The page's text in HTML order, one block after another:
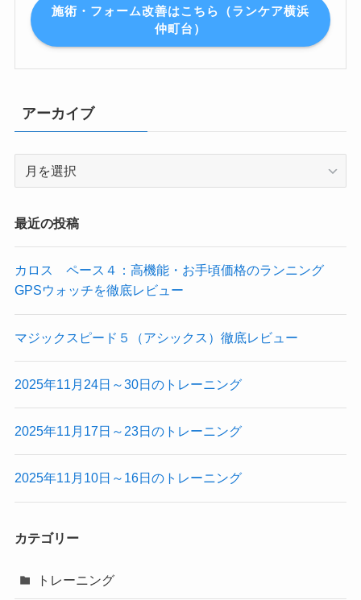
施術・フォーム改善はこちら（ランケア横浜
仲町台）
アーカイブ
イ
ブ
最近の投稿
カロス ペース４：高機能・お手頃価格のランニング
GPSウォッチを徹底レビュー
マジックスピード５（アシックス）徹底レビュー
2025年11月24日～30日のトレーニング
2025年11月17日～23日のトレーニング
2025年11月10日～16日のトレーニング
カテゴリー
トレーニング